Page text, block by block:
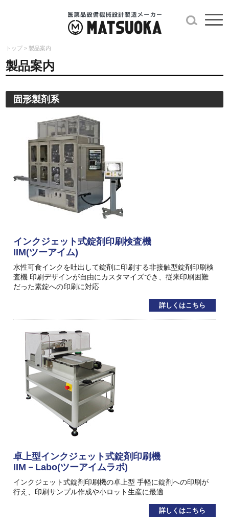
トップ >製品案内
製品案内
固形製剤系
インクジェット式錠剤印刷検査機
IIM(ツーアイム)
水性可食インクを吐出して錠剤に印刷する非接触型錠剤印刷検
査機 印刷デザインが自由にカスタマイズでき、従来印刷困難
だった素錠への印刷に対応
詳しくはこちら
卓上型インクジェット式錠剤印刷機
IIM－Labo(ツーアイムラボ)
インクジェット式錠剤印刷機の卓上型 手軽に錠剤への印刷が
行え、印刷サンプル作成や小ロット生産に最適
詳しくはこちら